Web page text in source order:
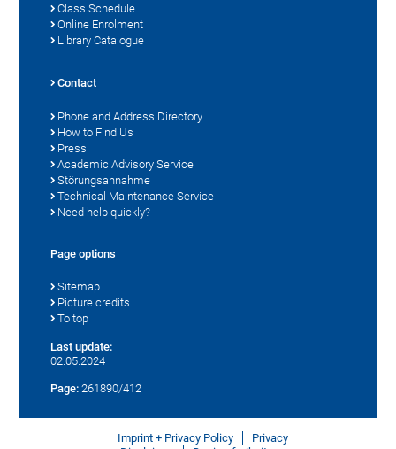
Class Schedule
Online Enrolment
Library Catalogue
Contact
Phone and Address Directory
How to Find Us
Press
Academic Advisory Service
Störungsannahme
Technical Maintenance Service
Need help quickly?
Page options
Sitemap
Picture credits
To top
Last update:
02.05.2024
Page: 261890/412
Imprint + Privacy Policy
Privacy